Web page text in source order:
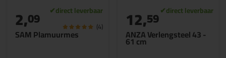
SAM Plamuurmes
2,09 (4)
ANZA Verlengsteel 43 -
61 cm
12,59